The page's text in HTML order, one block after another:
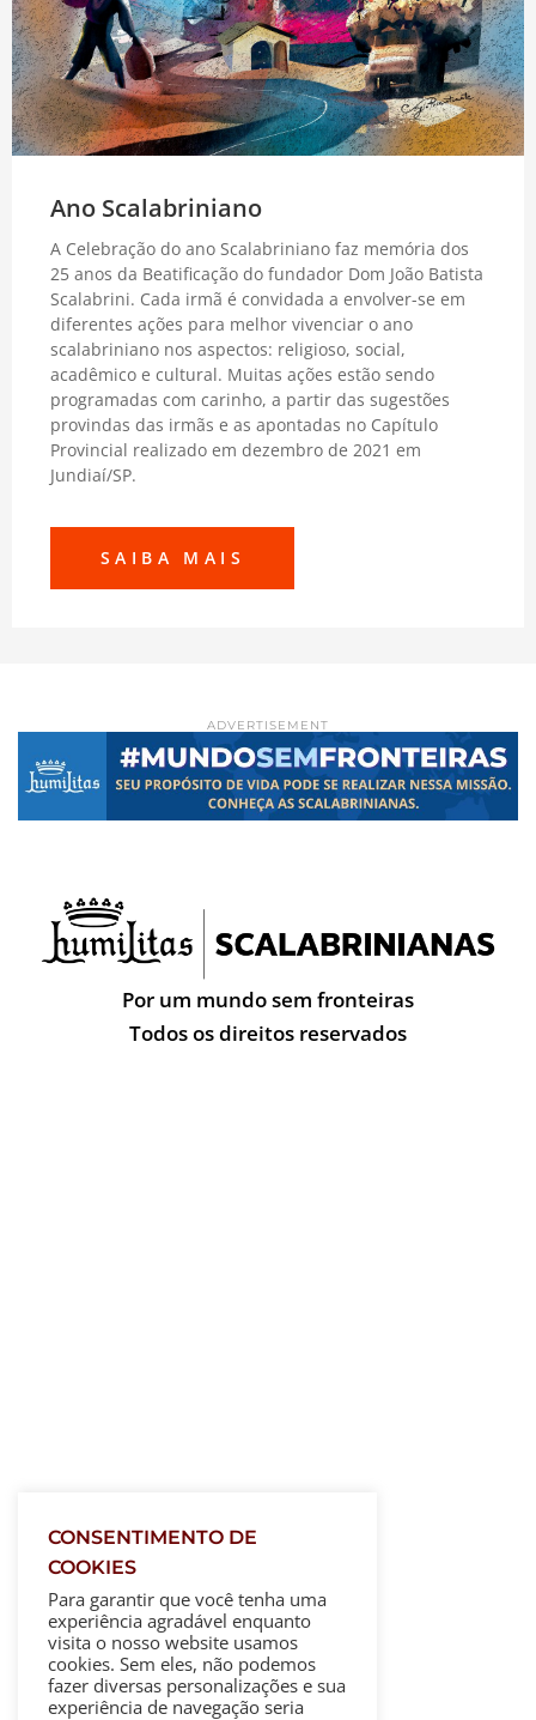
Ano Scalabriniano
A Celebração do ano Scalabriniano faz memória dos
25 anos da Beatificação do fundador Dom João Batista
Scalabrini. Cada irmã é convidada a envolver-se em
diferentes ações para melhor vivenciar o ano
scalabriniano nos aspectos: religioso, social,
acadêmico e cultural. Muitas ações estão sendo
programadas com carinho, a partir das sugestões
provindas das irmãs e as apontadas no Capítulo
Provincial realizado em dezembro de 2021 em
Jundiaí/SP.
SAIBA MAIS
ADVERTISEMENT
Por um mundo sem fronteiras
Todos os direitos reservados
CONSENTIMENTO DE
COOKIES
Para garantir que você tenha uma
experiência agradável enquanto
visita o nosso website usamos
cookies. Sem eles, não podemos
fazer diversas personalizações e sua
experiência de navegação seria